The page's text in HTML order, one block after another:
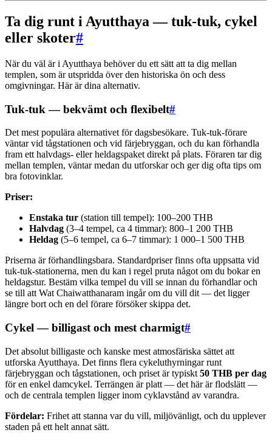
Ta dig runt i Ayutthaya — tuk-tuk, cykel
eller skoter#
När du väl är i Ayutthaya behöver du ett sätt att ta dig mellan
templen, som är utspridda över den historiska ön och dess
omgivningar. Här är dina alternativ.
Tuk-tuk — bekvämt och flexibelt#
Det mest populära alternativet för dagsbesökare. Tuk-tuk-förare
väntar vid tågstationen och vid färjebryggan, och du kan förhandla
fram ett halvdags- eller heldagspaket direkt på plats. Föraren tar dig
mellan templen, väntar medan du utforskar och ger dig ofta tips om
bra fotovinklar.
Priser:
Enstaka tur (station till tempel): 100–200 THB
Halvdag (3–4 tempel, ca 4 timmar): 800–1 200 THB
Heldag (5–6 tempel, ca 6–7 timmar): 1 000–1 500 THB
Priserna är förhandlingsbara. Standardpriser finns ofta uppsatta vid
tuk-tuk-stationerna, men du kan i regel pruta något om du bokar en
heldagstur. Bestäm vilka tempel du vill se innan du förhandlar och
se till att Wat Chaiwatthanaram ingår om du vill dit — det ligger
längre bort och en del förare försöker skippa det.
Cykel — billigast och mest charmigt#
Det absolut billigaste och kanske mest atmosfäriska sättet att
utforska Ayutthaya. Det finns flera cykeluthyrningar runt
färjebryggan och tågstationen, och priset är typiskt 50 THB per dag
för en enkel damcykel. Terrängen är platt — det här är flodslätt —
och de centrala templen ligger inom cyklavstånd av varandra.
Fördelar: Frihet att stanna var du vill, miljövänligt, och du upplever
staden på ett helt annat sätt.